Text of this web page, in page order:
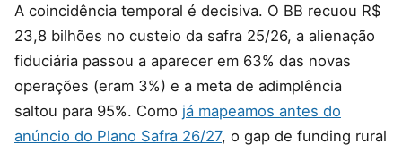
A coincidência temporal é decisiva. O BB recuou R$
23,8 bilhões no custeio da safra 25/26, a alienação
fiduciária passou a aparecer em 63% das novas
operações (eram 3%) e a meta de adimplência
saltou para 95%. Como já mapeamos antes do
anúncio do Plano Safra 26/27, o gap de funding rural